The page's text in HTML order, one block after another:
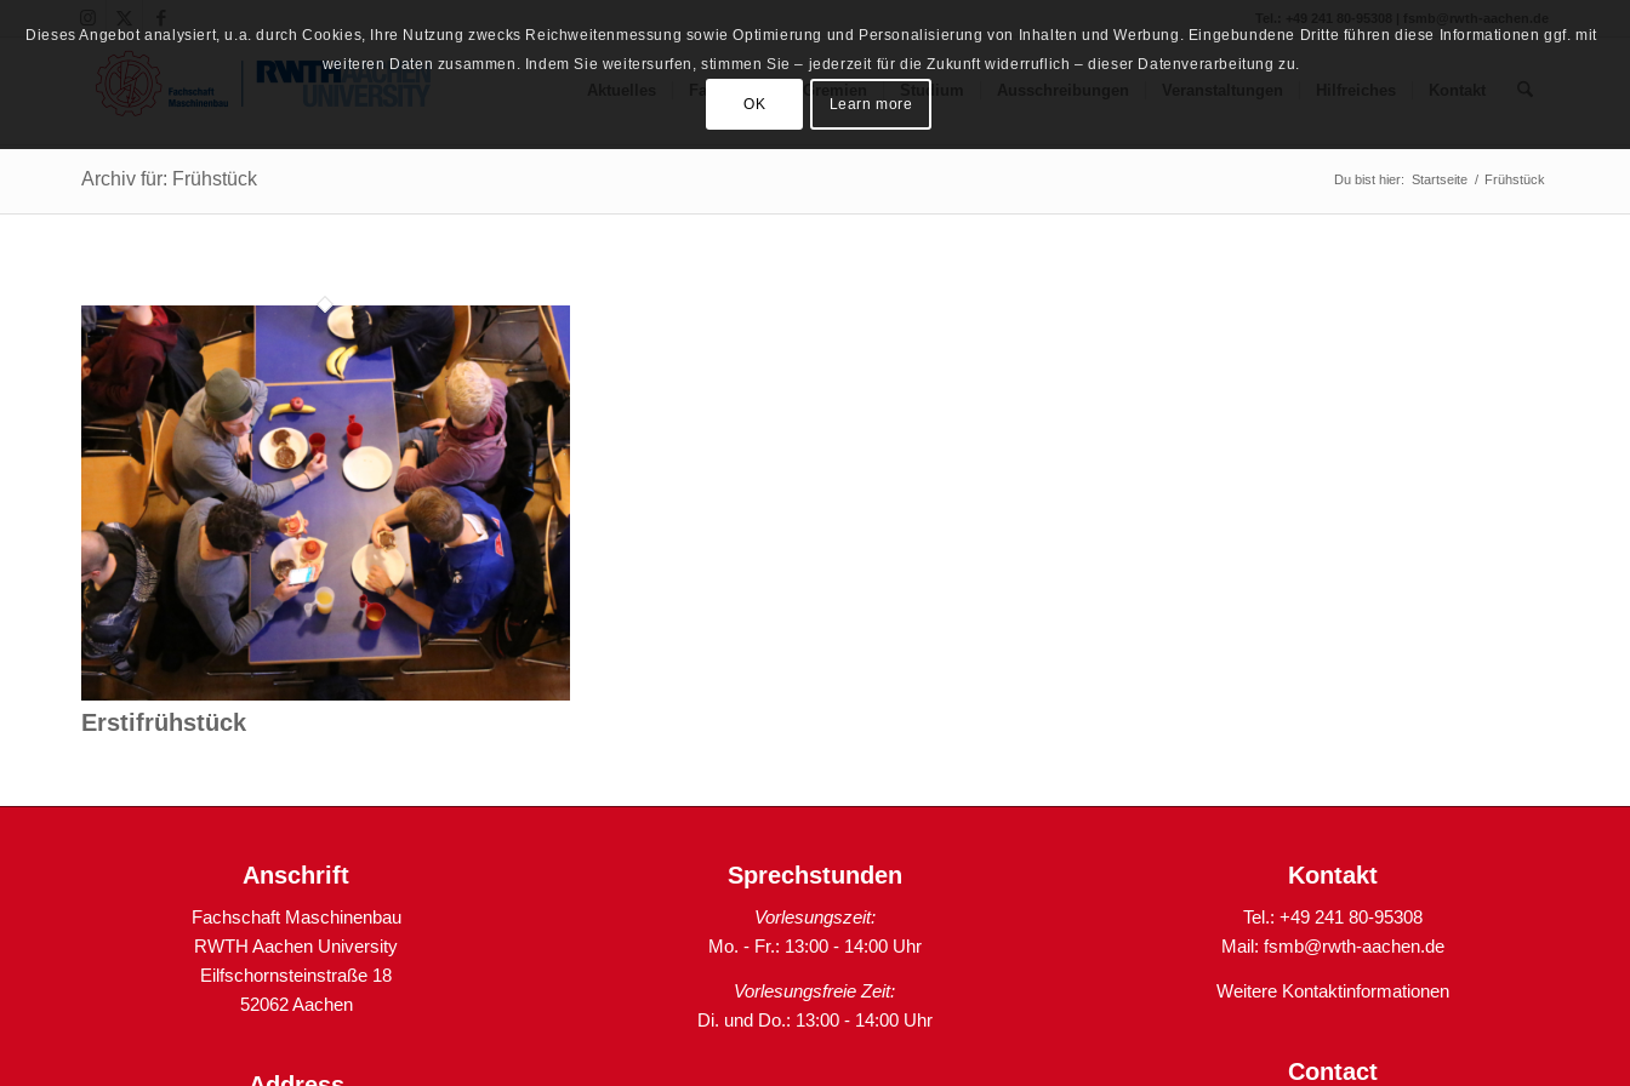
Archiv für: Frühstück Du bist hier: Startseite / Frühstück
Erstifrühstück
Anschrift
Fachschaft Maschinenbau
RWTH Aachen University
Eilfschornsteinstraße 18
52062 Aachen
Sprechstunden
Vorlesungszeit:
Mo. - Fr.: 13:00 - 14:00 Uhr
Vorlesungsfreie Zeit:
Di. und Do.: 13:00 - 14:00 Uhr
Kontakt
Tel.: +49 241 80-95308
Mail:fsmb@rwth-aachen.de
Weitere Kontaktinformationen
Contact
Dieses Angebot analysiert, u.a. durch Cookies, Ihre Nutzung zwecks Reichweitenmessung sowie Optimierung und Personalisierung von Inhalten und Werbung. Eingebundene Dritte führen diese Informationen ggf. mit
weiteren Daten zusammen. Indem Sie weitersurfen, stimmen Sie – jederzeit für die Zukunft widerruflich – dieser Datenverarbeitung zu.
OK Learn more